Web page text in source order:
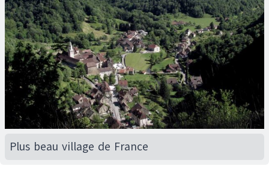
Plus beau village de France